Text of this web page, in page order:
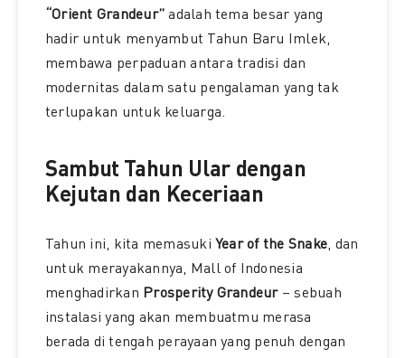
“Orient Grandeur” adalah tema besar yang
hadir untuk menyambut Tahun Baru Imlek,
membawa perpaduan antara tradisi dan
modernitas dalam satu pengalaman yang tak
terlupakan untuk keluarga.
Sambut Tahun Ular dengan
Kejutan dan Keceriaan
Tahun ini, kita memasuki Year of the Snake, dan
untuk merayakannya, Mall of Indonesia
menghadirkan Prosperity Grandeur– sebuah
instalasi yang akan membuatmu merasa
berada di tengah perayaan yang penuh dengan